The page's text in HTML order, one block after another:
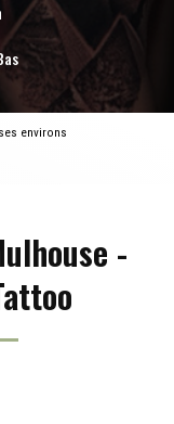
environs
-